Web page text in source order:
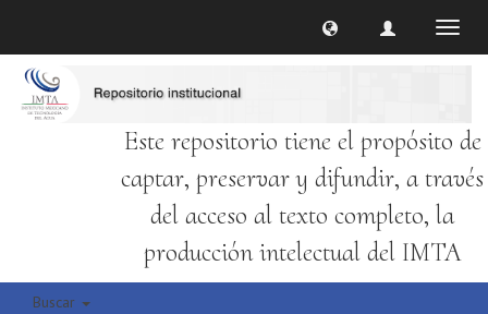
Este repositorio tiene el propósito de
captar, preservar y difundir, a través
del acceso al texto completo, la
producción intelectual del IMTA
Buscar